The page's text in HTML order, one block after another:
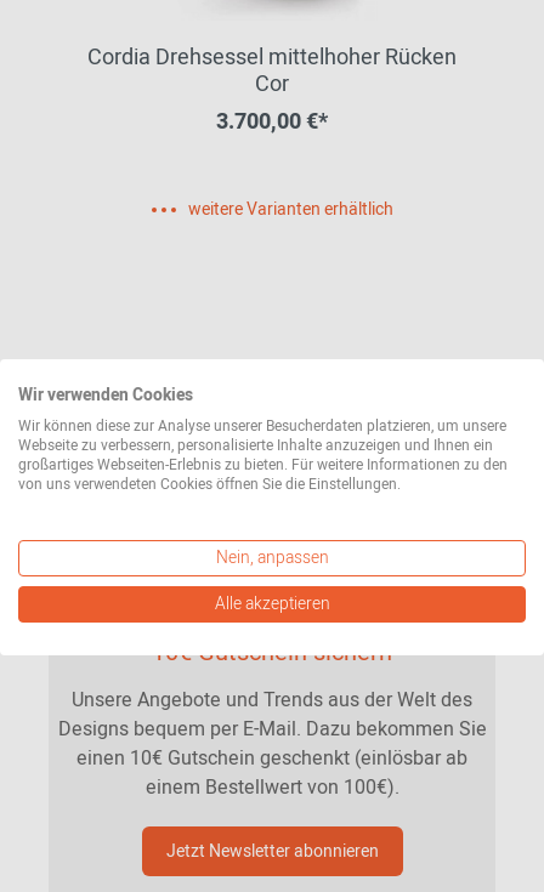
Cordia Drehsessel mittelhoher Rücken
Cor
3.700,00 €*
weitere Varianten erhältlich
Immer auf dem neuesten Stand sein &
10€ Gutschein sichern
Unsere Angebote und Trends aus der Welt des
Designs bequem per E-Mail. Dazu bekommen Sie
einen 10€ Gutschein geschenkt (einlösbar ab
einem Bestellwert von 100€).
Jetzt Newsletter abonnieren
Wir verwenden Cookies
Wir können diese zur Analyse unserer Besucherdaten platzieren, um unsere
Webseite zu verbessern, personalisierte Inhalte anzuzeigen und Ihnen ein
großartiges Webseiten-Erlebnis zu bieten. Für weitere Informationen zu den
von uns verwendeten Cookies öffnen Sie die Einstellungen.
Nein, anpassen
Alle akzeptieren